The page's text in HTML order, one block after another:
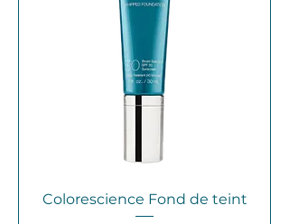
Colorescience Fond de teint